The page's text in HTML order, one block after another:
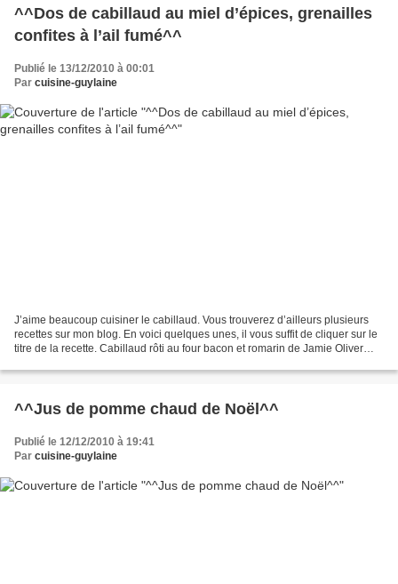
^^Dos de cabillaud au miel d’épices, grenailles
confites à l’ail fumé^^
Publié le 13/12/2010 à 00:01
Par cuisine-guylaine
J’aime beaucoup cuisiner le cabillaud. Vous trouverez d’ailleurs plusieurs
recettes sur mon blog. En voici quelques unes, il vous suffit de cliquer sur le
titre de la recette. Cabillaud rôti au four bacon et romarin de Jamie Oliver
^^Jus de pomme chaud de Noël^^
Publié le 12/12/2010 à 19:41
Par cuisine-guylaine